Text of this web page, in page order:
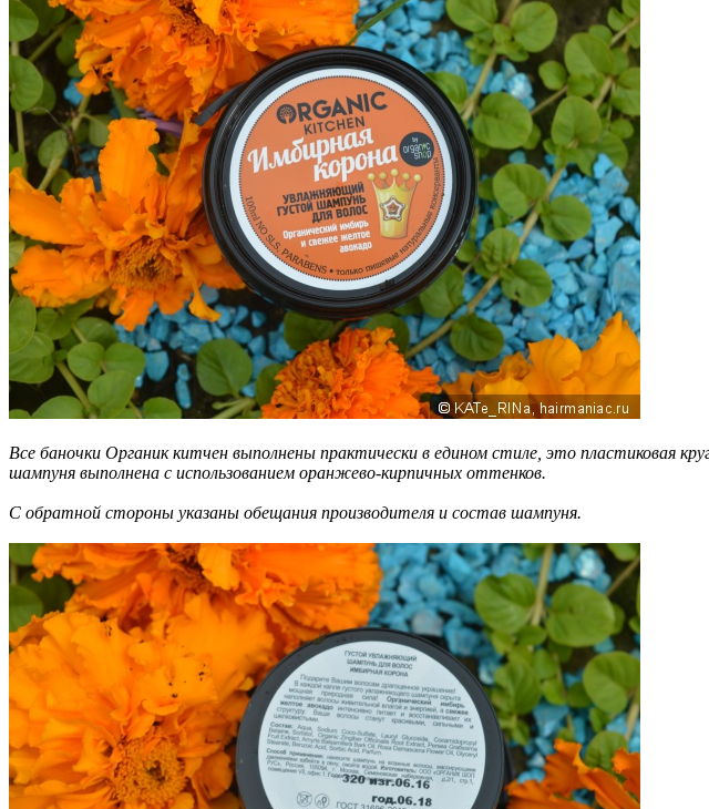
Все баночки Органик китчен выполнены практически в едином стиле, это пластиковая
шампуня выполнена с использованием оранжево-кирпичных оттенков.
С обратной стороны указаны обещания производителя и состав шампуня.